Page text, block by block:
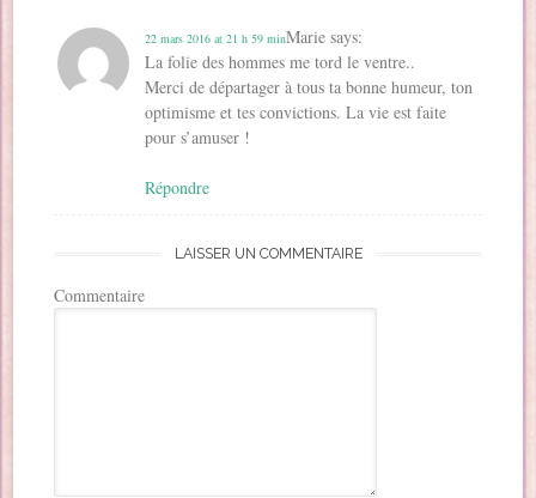
Marie says:
22 mars 2016 at 21 h 59 min
La folie des hommes me tord le ventre..
Merci de départager à tous ta bonne humeur, ton
optimisme et tes convictions. La vie est faite
pour s’amuser !
Répondre
LAISSER UN COMMENTAIRE
Commentaire